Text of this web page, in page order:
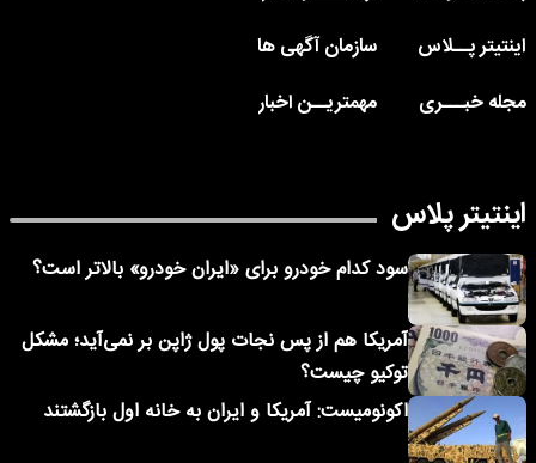
اینتیتر پــلاس
سازمان آگهی ها
مجله خبـــری
مهمتریــن اخبار
اینتیتر پلاس
سود کدام خودرو برای «ایران خودرو» بالاتر است؟
آمریکا هم از پس نجات پول ژاپن بر نمی‌آید؛ مشکل
توکیو چیست؟
اکونومیست: آمریکا و ایران به خانه اول بازگشتند